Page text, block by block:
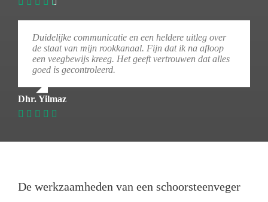
Duidelijke communicatie en een heldere uitleg over
de staat van mijn rookkanaal. Fijn dat ik na afloop
een veegbewijs kreeg. Het geeft vertrouwen dat alles
goed is gecontroleerd.
Dhr. Yilmaz
De werkzaamheden van een schoorsteenveger